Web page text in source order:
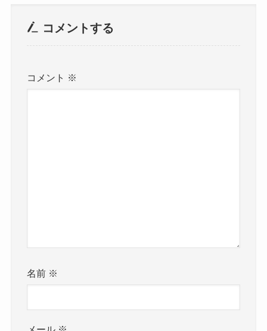
コメントする
コメント ※
名前 ※